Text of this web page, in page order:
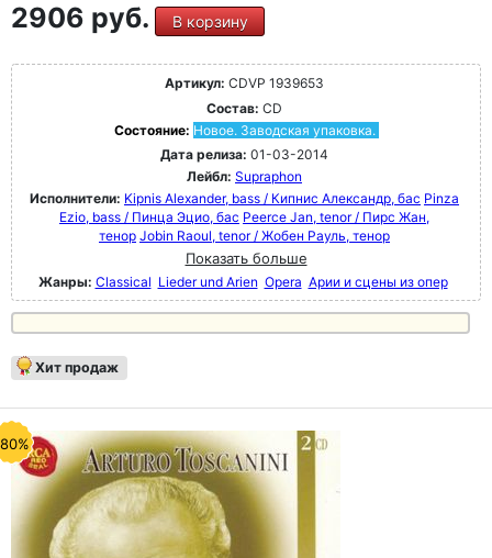
2906 руб. В корзину
Артикул: CDVP 1939653
Состав: CD
Состояние: Новое. Заводская упаковка.
Дата релиза: 01-03-2014
Лейбл: Supraphon
Исполнители: Kipnis Alexander, bass / Кипнис Александр, бас Pinza
Ezio, bass / Пинца Эцио, бас Peerce Jan, tenor / Пирс Жан,
тенор Jobin Raoul, tenor / Жобен Рауль, тенор
Показать больше
Жанры: Classical Lieder und Arien Opera Арии и сцены из опер
Хит продаж